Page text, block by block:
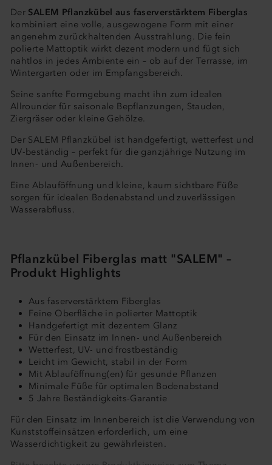
Der SALEM Pflanzkübel aus faserverstärktem Fiberglas
kombiniert eine volle, ausgewogene Form mit einer
angenehm zurückhaltenden Ausstrahlung. Die fein
polierte Mattoptik wirkt dezent modern und fügt sich
nahtlos in jedes Ambiente ein – ob auf der Terrasse, im
Wintergarten oder im Empfangsbereich.
Seine sanfte Formgebung macht ihn zum idealen
Allrounder für saisonale Bepflanzungen, Stauden,
Ziergräser oder kleine Gehölze.
Der SALEM Pflanzkübel ist handgefertigt, wetterfest und
UV-beständig – perfekt für die ganzjährige Nutzung im
Innen- und Außenbereich.
Eine Ablauföffnung und kleine, kaum sichtbare Füße
sorgen für idealen Bodenabstand und zuverlässigen
Wasserabfluss.
Pflanzkübel Fiberglas matt "SALEM" –
Produkt Highlights
Aus faserverstärktem Fiberglas
Feine Oberfläche in polierter Mattoptik
Handgefertigt mit dezentem Glanz
Für den Einsatz im Innen- und Außenbereich
Wetterfest, UV- und frostbeständig
Leicht im Gewicht, stabil in der Form
Mit Ablauföffnung(en) für gesunde Pflanzen
Minimale Füße für optimalen Bodenabstand
5 Jahre Beständigkeits-Garantie
Für den Einsatz im Innenbereich ist die Verwendung von
Kunststoffeinsätzen erforderlich, um eine
Wasserdichtigkeit zu gewährleisten.